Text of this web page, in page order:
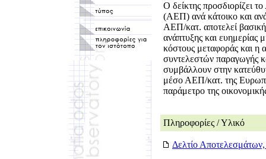
Ο δείκτης προσδιορίζει
(ΑΕΠ) ανά κάτοικο και
ΑΕΠ/κατ. αποτελεί
ανάπτυξης και ευημερίας
κόστους μεταφοράς και η
συντελεστών παραγωγής
συμβάλλουν στην
μέσο ΑΕΠ/κατ. της
παράμετρο της
Πληροφορίες / Υλικό
Δελτίο Αποτελεσμάτων,